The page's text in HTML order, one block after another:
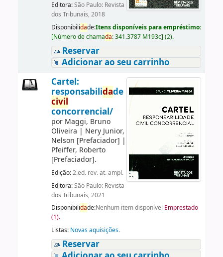
Editora:São Paulo: Revista
dos Tribunais, 2018
Disponibilidade:Itens disponíveis para empréstimo:
[Número de chamada:341.3787 M193c] (2).
Reservar
Adicionar ao seu carrinho
Cartel:
responsabilidade
civil
concorrencial/
por Maggi, Bruno
Oliveira | Nery Junior,
Nelson [Prefaciador] |
Pfeiffer, Roberto
[Prefaciador].
Edição:2.ed. rev. at. ampl.
Editora:São Paulo: Revista
dos Tribunais, 2021
Disponibilidade:Nenhum item disponível Emprestado
(1).
Listas: Novas aquisições.
Reservar